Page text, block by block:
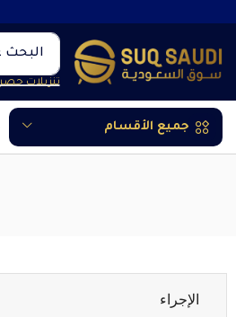
البحث
تنزيلات
جميع الأقسام
الإجراء